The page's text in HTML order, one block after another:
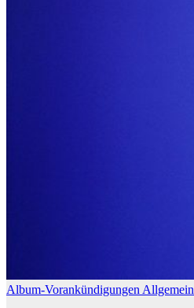
Album-Vorankündigungen Allgemein